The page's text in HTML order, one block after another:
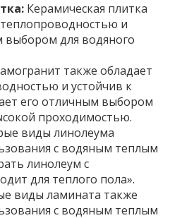
Керамическая плитка
и
выбором для водяного
также обладает
и устойчив к
его отличным выбором
проходимостью.
виды линолеума
с водяным теплым
линолеум с
для теплого пола».
виды ламината также
с водяным теплым